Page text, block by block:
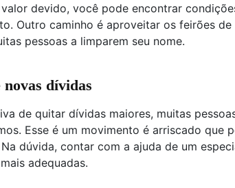
devido, você pode encontrar
Outro caminho é aproveitar os feirões
pessoas a limparem seu nome.
dívidas
de quitar dívidas maiores, muitas
Esse é um movimento é arriscado que
dúvida, contar com a ajuda de um
adequadas.